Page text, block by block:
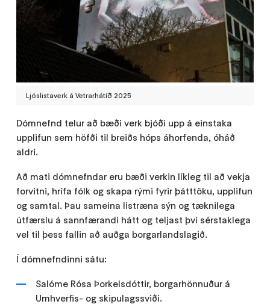
Ljóslistaverk á Vetrarhátíð 2025
Dómnefnd telur að bæði verk bjóði upp á einstaka
upplifun sem höfði til breiðs hóps áhorfenda, óháð
aldri.
Að mati dómnefndar eru bæði verkin líkleg til að vekja
forvitni, hrífa fólk og skapa rými fyrir þátttöku, upplifun
og samtal. Þau sameina listræna sýn og tæknilega
útfærslu á sannfærandi hátt og teljast því sérstaklega
vel til þess fallin að auðga borgarlandslagið.
Í dómnefndinni sátu:
Salóme Rósa Þorkelsdóttir, borgarhönnuður á
Umhverfis- og skipulagssviði.